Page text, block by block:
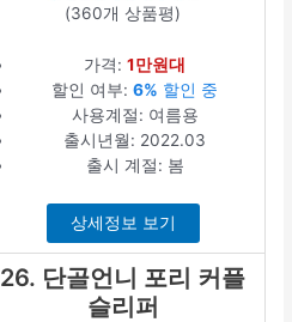
(360개 상품평)
가격:1만원대
할인 여부:6% 할인 중
사용계절: 여름용
출시년월: 2022.03
출시 계절: 봄
상세정보 보기
26. 단골언니 포리 커플
슬리퍼